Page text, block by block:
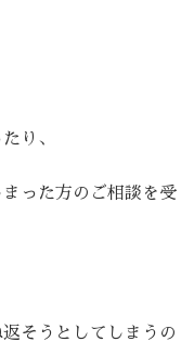
り、
った方のご相談を受
そうとしてしまうの